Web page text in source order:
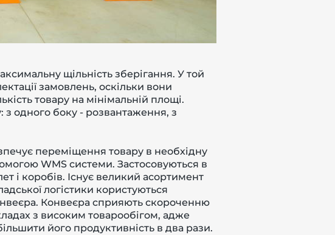
щільність зберігання. У той
замовлень, оскільки вони
товару на мінімальній площі.
з одного боку - розвантаження, з
переміщення товару в необхідну
WMS системи. Застосовуються в
і коробів. Існує великий асортимент
логістики користуються
Конвеєра сприяють скороченню
з високим товарообігом, адже
його продуктивність в два рази.